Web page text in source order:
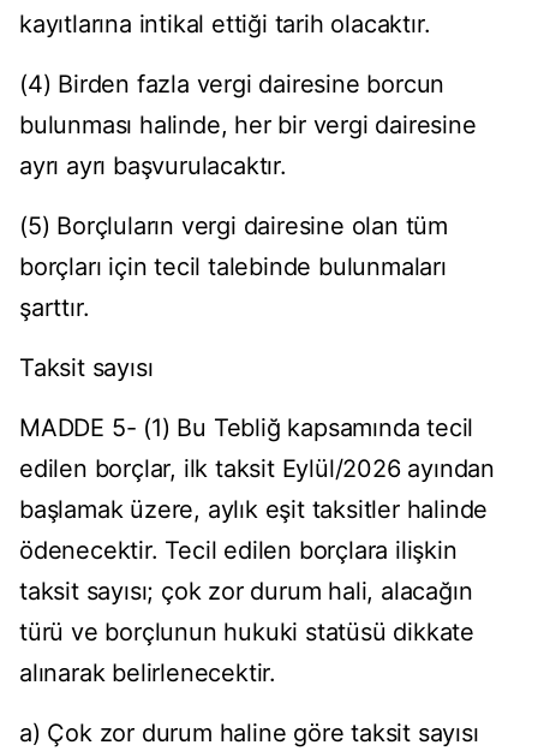
kayıtlarına intikal ettiği tarih olacaktır.
(4) Birden fazla vergi dairesine borcun
bulunması halinde, her bir vergi dairesine
ayrı ayrı başvurulacaktır.
(5) Borçluların vergi dairesine olan tüm
borçları için tecil talebinde bulunmaları
şarttır.
Taksit sayısı
MADDE 5- (1) Bu Tebliğ kapsamında tecil
edilen borçlar, ilk taksit Eylül/2026 ayından
başlamak üzere, aylık eşit taksitler halinde
ödenecektir. Tecil edilen borçlara ilişkin
taksit sayısı; çok zor durum hali, alacağın
türü ve borçlunun hukuki statüsü dikkate
alınarak belirlenecektir.
a) Çok zor durum haline göre taksit sayısı